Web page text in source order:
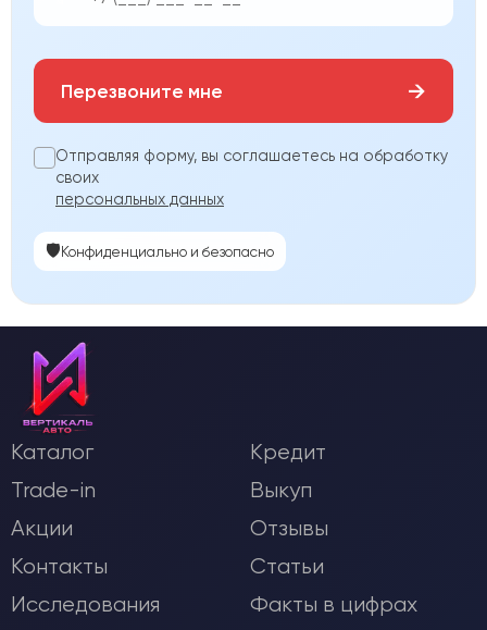
Перезвоните мне →
Отправляя форму, вы соглашаетесь на обработку
своих
персональных данных
🛡️Конфиденциально и безопасно
Каталог
Кредит
Trade-in
Выкуп
Акции
Отзывы
Контакты
Статьи
Исследования
Факты в цифрах